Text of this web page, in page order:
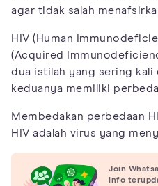
agar tidak salah
HIV (Human
(Acquired
dua istilah yang sering kali
keduanya memiliki
Membedakan perbedaan
HIV adalah virus yang
Join
info